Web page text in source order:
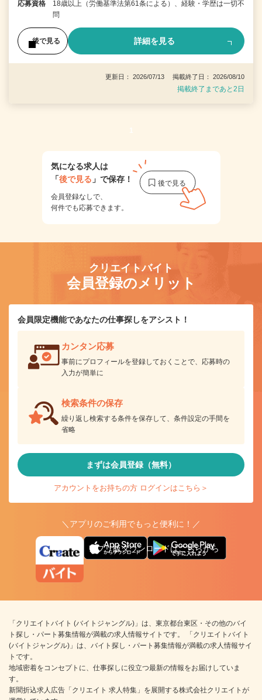
応募資格
18歳以上（労働基準法第61条による）、経験・学歴は一切不
問
後で見る 詳細を見る
更新日： 2026/07/13 掲載終了日： 2026/08/10
掲載終了まであと2日
1
気になる求人は
「後で見る 」で保存！
会員登録なしで、
何件でも応募できます。
クリエイトバイト
会員登録のメリット
会員限定機能であなたの仕事探しをアシスト！
カンタン応募
事前にプロフィールを登録しておくことで、応募時の
入力が簡単に
検索条件の保存
繰り返し検索する条件を保存して、条件設定の手間を
省略
まずは会員登録（無料）
アカウントをお持ちの方 ログインはこちら＞
＼アプリのご利用でもっと便利に！／
アプリ版ダウンロードはこちらから
「クリエイトバイト (バイトジャングル)」は、東京都台東区・その他のバイ
ト探し・パート募集情報が満載の求人情報サイトです。 「クリエイトバイト
(バイトジャングル)」は、バイト探し・パート募集情報が満載の求人情報サイ
トです。
地域密着をコンセプトに、仕事探しに役立つ最新の情報をお届けしていま
す。
新聞折込求人広告「クリエイト 求人特集」を展開する株式会社クリエイトが